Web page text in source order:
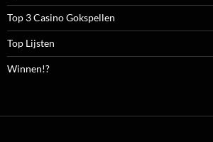
Top 3 Casino Gokspellen
Top Lijsten
Winnen!?